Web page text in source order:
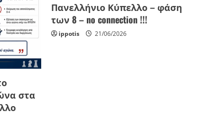
στα
Πανελλήνιο Κύπελλο – φάση
των 8 – no connection !!!
ippotis 21/06/2026